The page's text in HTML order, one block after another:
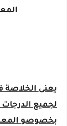
لجميع الدرجات
بخصوصو